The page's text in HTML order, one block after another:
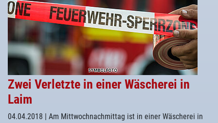
Zwei Verletzte in einer Wäscherei in
Laim
04.04.2018 | Am Mittwochnachmittag ist in einer Wäscherei in